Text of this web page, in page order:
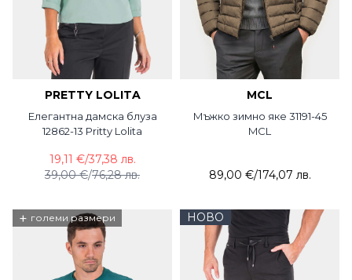
PRETTY LOLITA
Елегантна дамска блуза
12862-13 Pritty Lolita
39,00 €/76,28 лв.
19,11 €/37,38 лв.
MCL
Мъжко зимно яке 31191-45
MCL
89,00 €/174,07 лв.
+ големи размери НОВО